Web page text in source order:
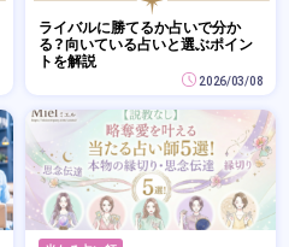
ライバルに勝てるか占いで分か
る？向いている占いと選ぶポイン
トを解説
2026/03/08